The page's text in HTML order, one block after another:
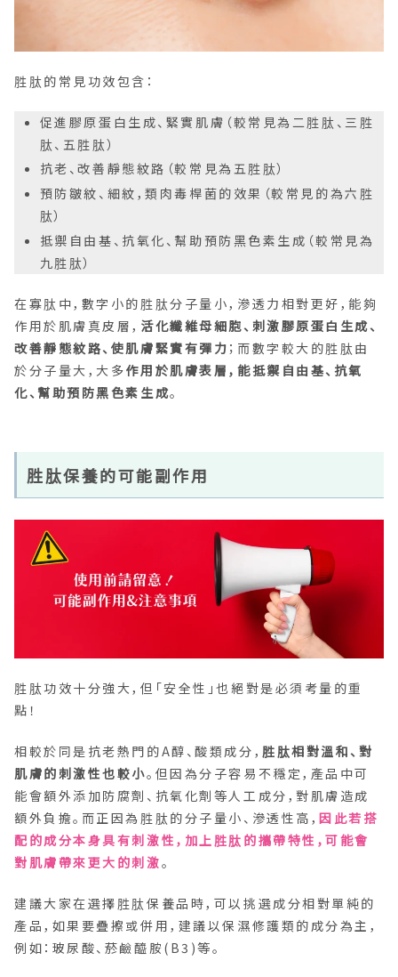
胜肽的常見功效包含：
促進膠原蛋白生成、緊實肌膚（較常見為二胜肽、三胜
肽、五胜肽）
抗老、改善靜態紋路（較常見為五胜肽）
預防皺紋、細紋，類肉毒桿菌的效果（較常見的為六胜
肽）
抵禦自由基、抗氧化、幫助預防黑色素生成（較常見為
九胜肽）
在寡肽中，數字小的胜肽分子量小，滲透力相對更好，能夠
作用於肌膚真皮層， 活化纖維母細胞、刺激膠原蛋白生成、
改善靜態紋路、使肌膚緊實有彈力 ；而數字較大的胜肽由
於分子量大，大多作用於肌膚表層，能抵禦自由基、抗氧
化、幫助預防黑色素生成。
胜肽保養的可能副作用
胜肽功效十分強大，但「安全性」也絕對是必須考量的重
點！
相較於同是抗老熱門的A醇、酸類成分，胜肽相對溫和、對
肌膚的刺激性也較小。但因為分子容易不穩定，產品中可
能會額外添加防腐劑、抗氧化劑等人工成分，對肌膚造成
額外負擔。而正因為胜肽的分子量小、滲透性高，因此若搭
配的成分本身具有刺激性，加上胜肽的攜帶特性，可能會
對肌膚帶來更大的刺激。
建議大家在選擇胜肽保養品時，可以挑選成分相對單純的
產品，如果要疊擦或併用，建議以保濕修護類的成分為主，
例如：玻尿酸、菸鹼醯胺(B3)等。